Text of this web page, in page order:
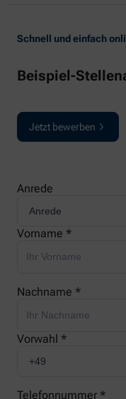
Schnell und einfach
Beispiel-
Jetzt bewerben
Anrede
Vorname *
Nachname *
Vorwahl *
Telefonnummer *